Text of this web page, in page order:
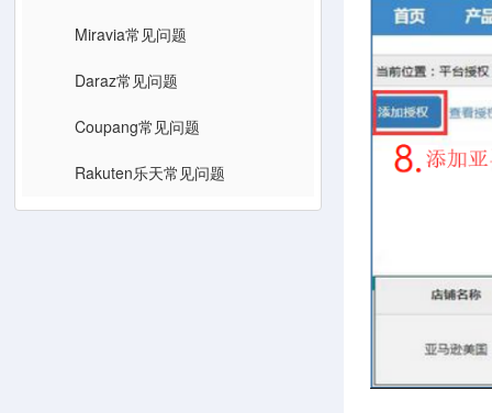
Miravia常见问题
Daraz常见问题
Coupang常见问题
Rakuten乐天常见问题